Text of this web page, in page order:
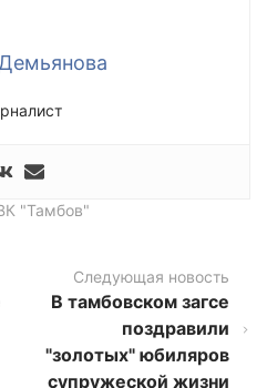
"Тамбов"
Следующая новость
В тамбовском загсе
поздравили
"золотых" юбиляров
супружеской жизни